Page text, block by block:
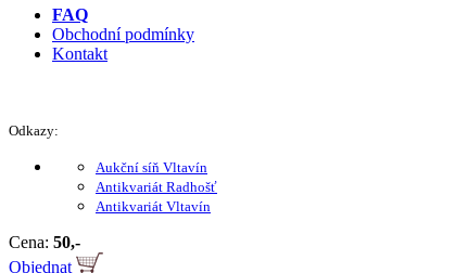
FAQ
Obchodní podmínky
Kontakt
Odkazy:
Aukční síň Vltavín
Antikvariát Radhošť
Antikvariát Vltavín
Cena: 50,-
Objednat